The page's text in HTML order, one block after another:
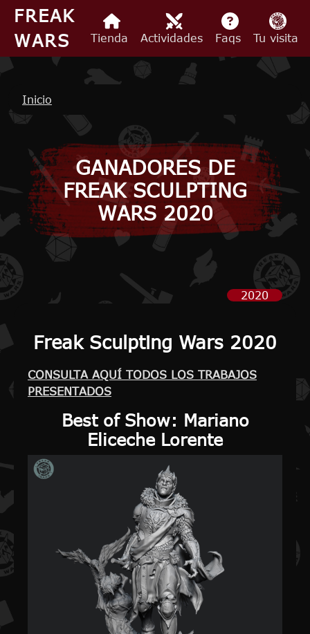
Pasar al contenido principal
FREAK
WARS
Tienda Actividades Faqs Tu visita
Ruta de navegación
Inicio
GANADORES DE
FREAK SCULPTING
WARS 2020
2020
Freak Sculpting Wars 2020
CONSULTA AQUÍ TODOS LOS TRABAJOS
PRESENTADOS
Best of Show: Mariano
Eliceche Lorente